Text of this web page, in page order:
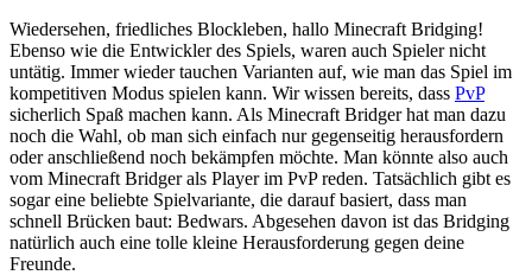
Wiedersehen, friedliches Blockleben, hallo Minecraft Bridging!
Ebenso wie die Entwickler des Spiels, waren auch Spieler nicht
untätig. Immer wieder tauchen Varianten auf, wie man das Spiel im
kompetitiven Modus spielen kann. Wir wissen bereits, dass PvP
sicherlich Spaß machen kann. Als Minecraft Bridger hat man dazu
noch die Wahl, ob man sich einfach nur gegenseitig herausfordern
oder anschließend noch bekämpfen möchte. Man könnte also auch
vom Minecraft Bridger als Player im PvP reden. Tatsächlich gibt es
sogar eine beliebte Spielvariante, die darauf basiert, dass man
schnell Brücken baut: Bedwars. Abgesehen davon ist das Bridging
natürlich auch eine tolle kleine Herausforderung gegen deine
Freunde.